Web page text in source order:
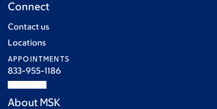
Connect
Contact us
Locations
APPOINTMENTS
833-955-1186
About MSK